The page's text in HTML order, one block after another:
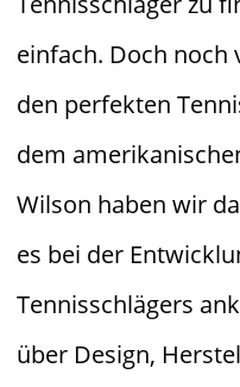
einfach. Doch noch
den perfekten
dem
Wilson haben wir
es bei der
Tennisschlägers
über Design,